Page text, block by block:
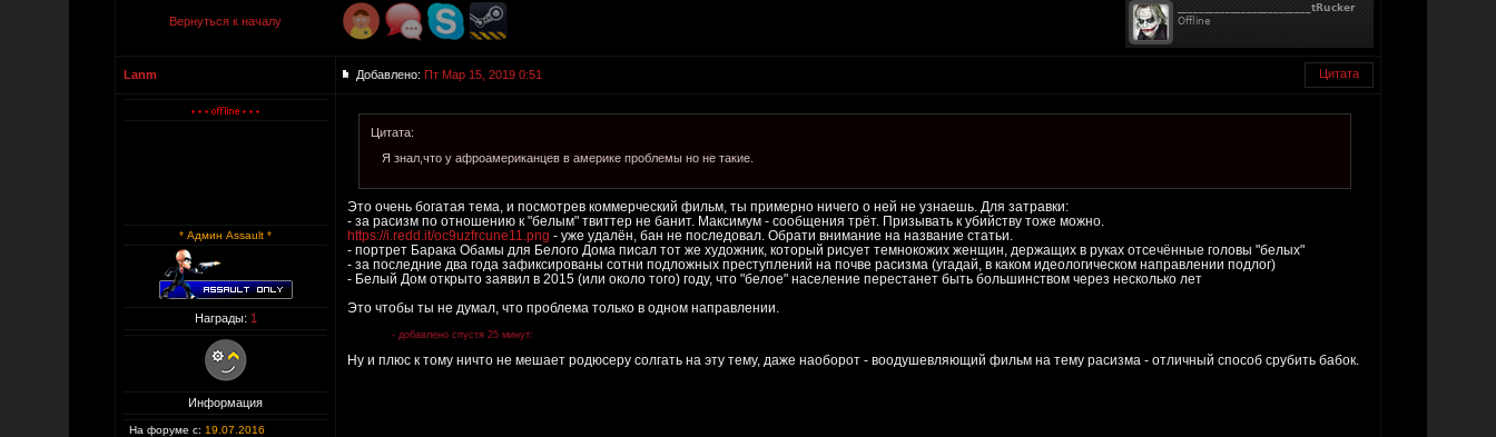
Вернуться к началу
Lanm Добавлено: Пт Мар 15, 2019 0:51 Цитата
* Админ Assault *
Награды: 1
Информация
На форуме с: 19.07.2016
Цитата:
Я знал,что у афроамериканцев в америке проблемы но не такие.
Это очень богатая тема, и посмотрев коммерческий фильм, ты примерно ничего о ней не узнаешь. Для затравки:
- за расизм по отношению к "белым" твиттер не банит. Максимум - сообщения трёт. Призывать к убийству тоже можно.
https://i.redd.it/oc9uzfrcune11.png - уже удалён, бан не последовал. Обрати внимание на название статьи.
- портрет Барака Обамы для Белого Дома писал тот же художник, который рисует темнокожих женщин, держащих в руках отсечённые головы "белых"
- за последние два года зафиксированы сотни подложных преступлений на почве расизма (угадай, в каком идеологическом направлении подлог)
- Белый Дом открыто заявил в 2015 (или около того) году, что "белое" население перестанет быть большинством через несколько лет
Это чтобы ты не думал, что проблема только в одном направлении.
- добавлено спустя 25 минут:
Ну и плюс к тому ничто не мешает родюсеру солгать на эту тему, даже наоборот - воодушевляющий фильм на тему расизма - отличный способ срубить бабок.